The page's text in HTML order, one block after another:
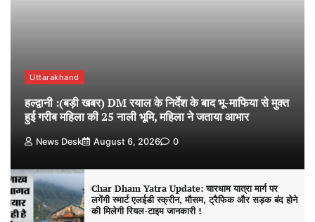
Uttarakhand
हल्द्वानी :(बड़ी खबर) DM रयाल के निर्देश के बाद भू-माफिया से मुक्त
हुई गरीब महिला की 25 नाली भूमि, महिला ने जताया आभार
News Desk August 6, 2026 0
Char Dham Yatra Update: चारधाम यात्रा मार्ग पर
लगेंगी स्मार्ट एलईडी स्क्रीन, मौसम, ट्रैफिक और सड़क बंद होने
की मिलेगी रियल-टाइम जानकारी !